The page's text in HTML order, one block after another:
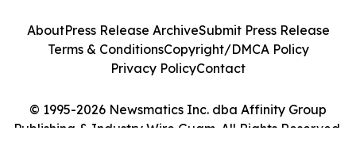
© 1995-2026 Newsmatics Inc. dba Affinity Group
Publishing & Industry Wire Guam. All Rights Reserved.
AboutPress Release ArchiveSubmit Press Release
Terms & ConditionsCopyright/DMCA Policy
Privacy PolicyContact